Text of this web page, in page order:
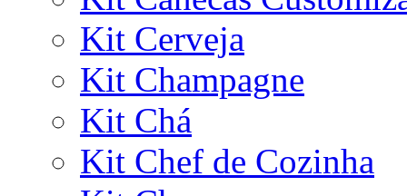
Kit Cerveja
Kit Champagne
Kit Chá
Kit Chef de Cozinha